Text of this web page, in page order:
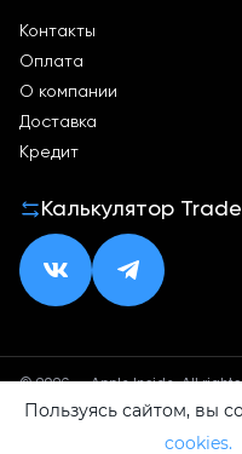
Контакты
Оплата
О компании
Доставка
Кредит
Калькулятор
© 2026 — Apple Inside. All rights
Политика конфиденциальности
Пользуясь сайтом, вы
cookies.